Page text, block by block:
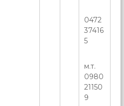
0472
37416
5
м.т.
0980
21150
9